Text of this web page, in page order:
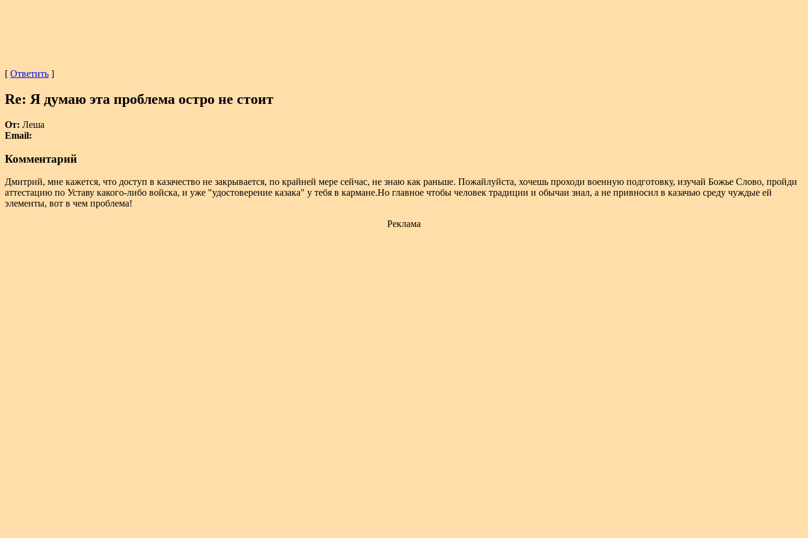
[ Ответить ]
Re: Я думаю эта проблема остро не стоит
От: Леша
Email:
Комментарий
Дмитрий, мне кажется, что доступ в казачество не закрывается, по крайней мере сейчас, не знаю как раньше. Пожайлуйста, хочешь проходи военную подготовку, изучай Божье Слово, пройди
аттестацию по Уставу какого-либо войска, и уже "удостоверение казака" у тебя в кармане.Но главное чтобы человек традиции и обычаи знал, а не привносил в казачью среду чуждые ей
элементы, вот в чем проблема!
Реклама